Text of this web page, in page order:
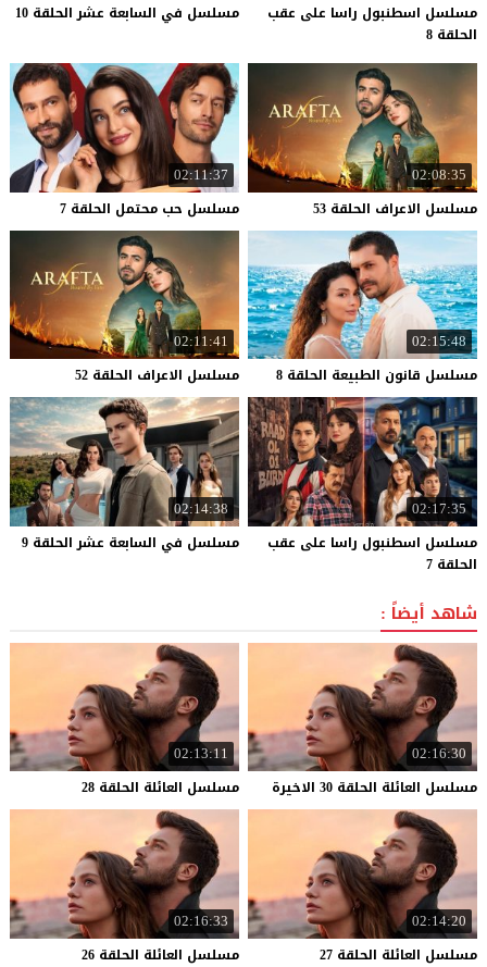
مسلسل اسطنبول راسا على عقب
الحلقة 8
مسلسل في السابعة عشر الحلقة 10
02:08:35
مسلسل الاعراف الحلقة 53
02:11:37
مسلسل حب محتمل الحلقة 7
02:15:48
مسلسل قانون الطبيعة الحلقة 8
02:11:41
مسلسل الاعراف الحلقة 52
02:17:35
مسلسل اسطنبول راسا على عقب
الحلقة 7
02:14:38
مسلسل في السابعة عشر الحلقة 9
شاهد أيضاً :
02:16:30
مسلسل العائلة الحلقة 30 الاخيرة
02:13:11
مسلسل العائلة الحلقة 28
02:14:20
مسلسل العائلة الحلقة 27
02:16:33
مسلسل العائلة الحلقة 26